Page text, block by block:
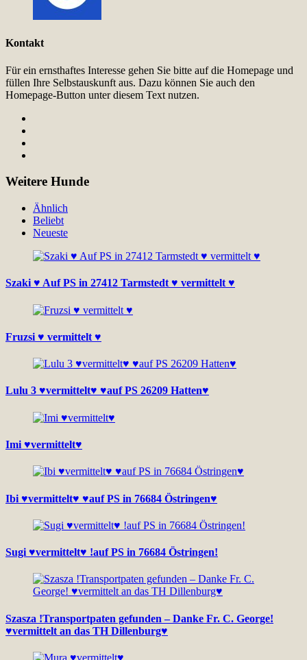
Kontakt
Für ein ernsthaftes Interesse gehen Sie bitte auf die Homepage und
füllen Ihre Selbstauskunft aus. Dazu können Sie auch den
Homepage-Button unter diesem Text nutzen.
Weitere Hunde
Ähnlich
Beliebt
Neueste
Szaki ♥ Auf PS in 27412 Tarmstedt ♥ vermittelt ♥
Fruzsi ♥ vermittelt ♥
Lulu 3 ♥vermittelt♥ ♥auf PS 26209 Hatten♥
Imi ♥vermittelt♥
Ibi ♥vermittelt♥ ♥auf PS in 76684 Östringen♥
Sugi ♥vermittelt♥ !auf PS in 76684 Östringen!
Szasza !Transportpaten gefunden – Danke Fr. C. George!
♥vermittelt an das TH Dillenburg♥